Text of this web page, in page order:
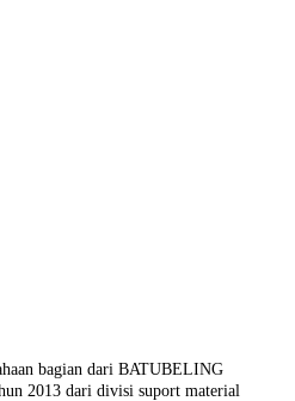
bagian dari BATUBELING
2013 dari divisi suport material